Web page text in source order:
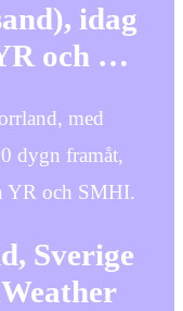
idag
och …
med
dygn framåt,
YR och SMHI.
Sverige